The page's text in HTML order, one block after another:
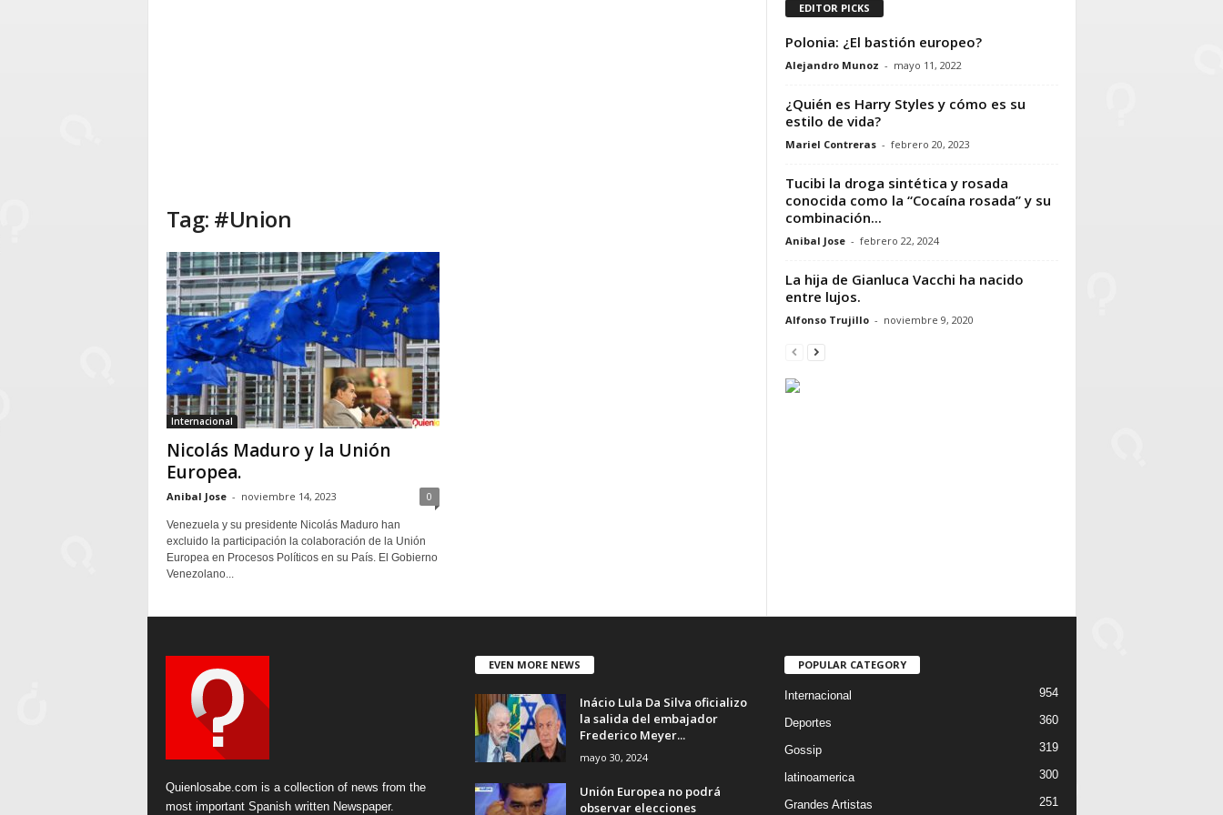
Tag: #Union
Internacional
Nicolás Maduro y la Unión
Europea.
Anibal Jose - noviembre 14, 2023 0
Venezuela y su presidente Nicolás Maduro han
excluido la participación la colaboración de la Unión
Europea en Procesos Políticos en su País. El Gobierno
Venezolano...
EDITOR PICKS
Polonia: ¿El bastión europeo?
Alejandro Munoz - mayo 11, 2022
¿Quién es Harry Styles y cómo es su
estilo de vida?
Mariel Contreras - febrero 20, 2023
Tucibi la droga sintética y rosada
conocida como la “Cocaína rosada” y su
combinación...
Anibal Jose - febrero 22, 2024
La hija de Gianluca Vacchi ha nacido
entre lujos.
Alfonso Trujillo - noviembre 9, 2020
Quienlosabe.com is a collection of news from the
most important Spanish written Newspaper.
EVEN MORE NEWS
Inácio Lula Da Silva oficializo
la salida del embajador
Frederico Meyer...
mayo 30, 2024
Unión Europea no podrá
observar elecciones
POPULAR CATEGORY
Internacional 954
Deportes 360
Gossip 319
latinoamerica 300
Grandes Artistas 251